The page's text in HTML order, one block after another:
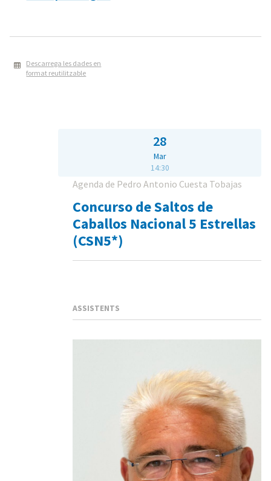
Descarrega les dades en
format reutilitzable
28
Mar
14:30
Agenda de Pedro Antonio Cuesta Tobajas
Concurso de Saltos de
Caballos Nacional 5 Estrellas
(CSN5*)
ASSISTENTS